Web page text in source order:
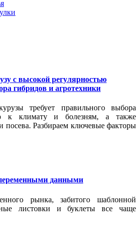
с высокой регулярностью
гибридов и агротехники
требует правильного выбора
к климату и болезням, а также
посева. Разбираем ключевые факторы
данными
рынка, забитого шаблонной
листовки и буклеты все чаще